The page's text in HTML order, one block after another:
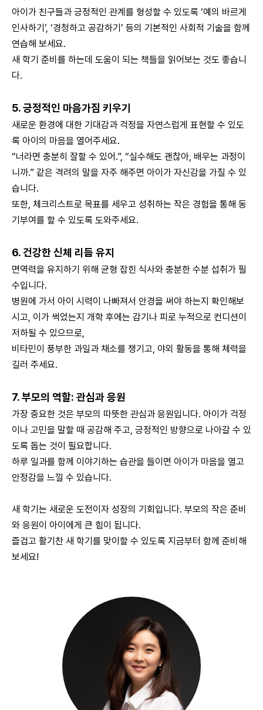
아이가 친구들과 긍정적인 관계를 형성할 수 있도록 ‘예의 바르게
인사하기’, ‘경청하고 공감하기’ 등의 기본적인 사회적 기술을 함께
연습해 보세요.
새 학기 준비를 하는데 도움이 되는 책들을 읽어보는 것도 좋습니
다.
5. 긍정적인 마음가짐 키우기
새로운 환경에 대한 기대감과 걱정을 자연스럽게 표현할 수 있도
록 아이의 마음을 열어주세요.
“너라면 충분히 잘할 수 있어.”, “실수해도 괜찮아, 배우는 과정이
니까.” 같은 격려의 말을 자주 해주면 아이가 자신감을 가질 수 있
습니다.
또한, 체크리스트로 목표를 세우고 성취하는 작은 경험을 통해 동
기부여를 할 수 있도록 도와주세요.
6. 건강한 신체 리듬 유지
면역력을 유지하기 위해 균형 잡힌 식사와 충분한 수분 섭취가 필
수입니다.
병원에 가서 아이 시력이 나빠져서 안경을 써야 하는지 확인해보
시고, 이가 썩었는지 개학 후에는 감기나 피로 누적으로 컨디션이
저하될 수 있으므로,
비타민이 풍부한 과일과 채소를 챙기고, 야외 활동을 통해 체력을
길러 주세요.
7. 부모의 역할: 관심과 응원
가장 중요한 것은 부모의 따뜻한 관심과 응원입니다. 아이가 걱정
이나 고민을 말할 때 공감해 주고, 긍정적인 방향으로 나아갈 수 있
도록 돕는 것이 필요합니다.
하루 일과를 함께 이야기하는 습관을 들이면 아이가 마음을 열고
안정감을 느낄 수 있습니다.
새 학기는 새로운 도전이자 성장의 기회입니다. 부모의 작은 준비
와 응원이 아이에게 큰 힘이 됩니다.
즐겁고 활기찬 새 학기를 맞이할 수 있도록 지금부터 함께 준비해
보세요!